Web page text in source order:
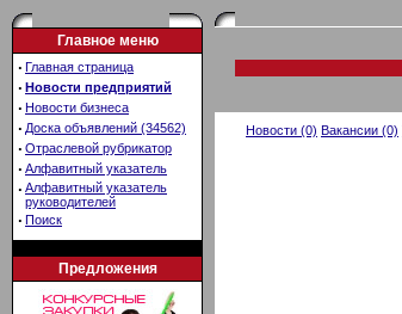
Главное меню
· Главная страница
· Новости предприятий
· Новости бизнеса
· Доска объявлений (34562)
· Отраслевой рубрикатор
· Алфавитный указатель
· Алфавитный указатель
руководителей
· Поиск
Предложения
Новости (0) Вакансии (0)